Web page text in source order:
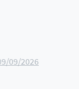
09/2026